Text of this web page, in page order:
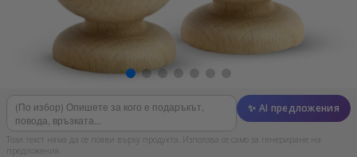
✨ AI предложения
Този текст няма да се появи върху продукта. Използва се само за генериране на
предложения.